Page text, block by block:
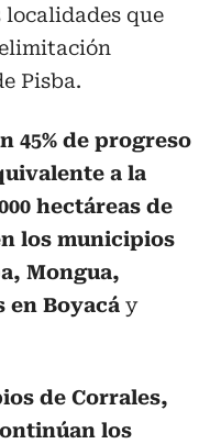
localidades que
Pisba.
45% de progreso
a la
hectáreas de
los municipios
Mongua,
en Boyacá y
de Corrales,
los